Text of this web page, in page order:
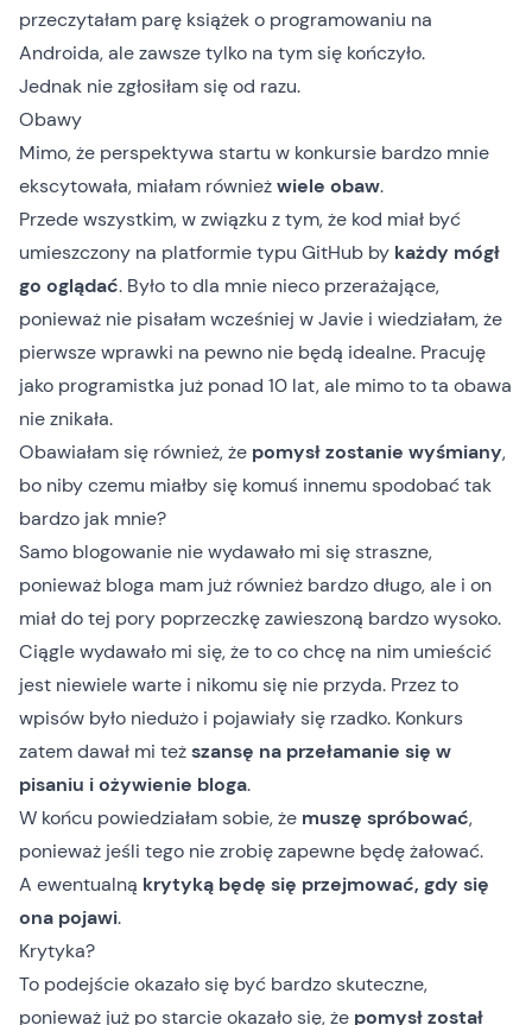
przeczytałam parę książek o programowaniu na
Androida, ale zawsze tylko na tym się kończyło.
Jednak nie zgłosiłam się od razu.
Obawy
Mimo, że perspektywa startu w konkursie bardzo mnie
ekscytowała, miałam równieżwiele obaw.
Przede wszystkim, w związku z tym, że kod miał być
umieszczony na platformie typu GitHub by każdy mógł
go oglądać. Było to dla mnie nieco przerażające,
ponieważ nie pisałam wcześniej w Javie i wiedziałam, że
pierwsze wprawki na pewno nie będą idealne. Pracuję
jako programistka już ponad 10 lat, ale mimo to ta obawa
nie znikała.
Obawiałam się również, że pomysł zostanie wyśmiany,
bo niby czemu miałby się komuś innemu spodobać tak
bardzo jak mnie?
Samo blogowanie nie wydawało mi się straszne,
ponieważ bloga mam już również bardzo długo, ale i on
miał do tej pory poprzeczkę zawieszoną bardzo wysoko.
Ciągle wydawało mi się, że to co chcę na nim umieścić
jest niewiele warte i nikomu się nie przyda. Przez to
wpisów było niedużo i pojawiały się rzadko. Konkurs
zatem dawał mi teższansę na przełamanie się w
pisaniu i ożywienie bloga.
W końcu powiedziałam sobie, że muszę spróbować,
ponieważ jeśli tego nie zrobię zapewne będę żałować.
A ewentualną krytyką będę się przejmować, gdy się
ona pojawi.
Krytyka?
To podejście okazało się być bardzo skuteczne,
ponieważ już po starcie okazało się, że pomysł został